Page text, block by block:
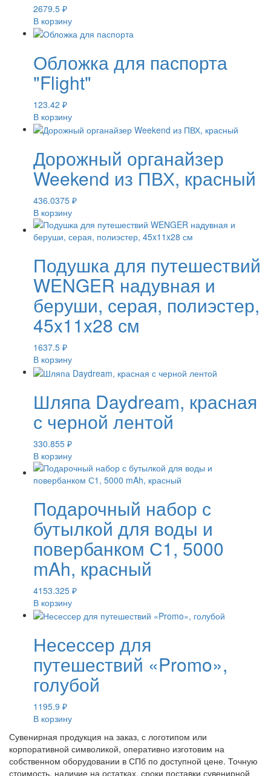
2679.5 ₽
В корзину
Обложка для паспорта
"Flight"
123.42 ₽
В корзину
Дорожный органайзер
Weekend из ПВХ, красный
436.0375 ₽
В корзину
Подушка для путешествий
WENGER надувная и
беруши, серая, полиэстер,
45x11x28 см
1637.5 ₽
В корзину
Шляпа Daydream, красная
с черной лентой
330.855 ₽
В корзину
Подарочный набор с
бутылкой для воды и
повербанком С1, 5000
mAh, красный
4153.325 ₽
В корзину
Несессер для
путешествий «Promo»,
голубой
1195.9 ₽
В корзину
Сувенирная продукция на заказ, с логотипом или
корпоративной символикой, оперативно изготовим на
собственном оборудовании в СПб по доступной цене. Точную
стоимость, наличие на остатках, сроки поставки сувенирной